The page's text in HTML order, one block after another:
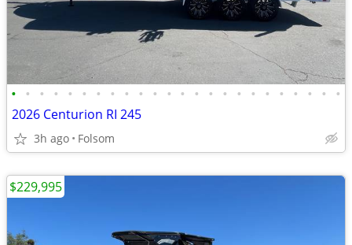
• • • • • • • • • • • • • • • • • • • • • • • •
2026 Centurion RI 245
3h ago Folsom
$229,995